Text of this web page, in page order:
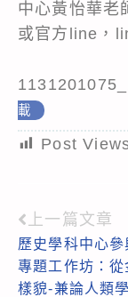
中心黃怡華老
或官方line，
載
Post
Read
more
articles
上一篇文章
歷史學科中心
專題工作坊：
樣貌-兼論人類